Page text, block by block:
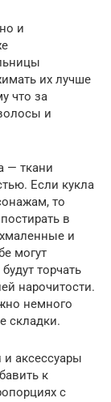
и
их лучше
что за
и
— ткани
Если кукла
то
в
и
могут
торчать
нарочитости.
немного
складки.
аксессуары
к
с